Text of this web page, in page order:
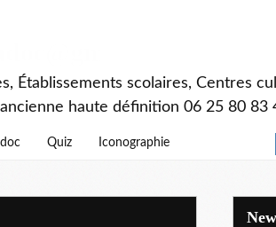
Établissements scolaires, Centres
haute définition 06 25 80 83
Quiz Iconographie